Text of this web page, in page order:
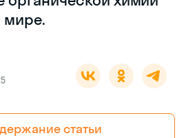
мире.
статьи